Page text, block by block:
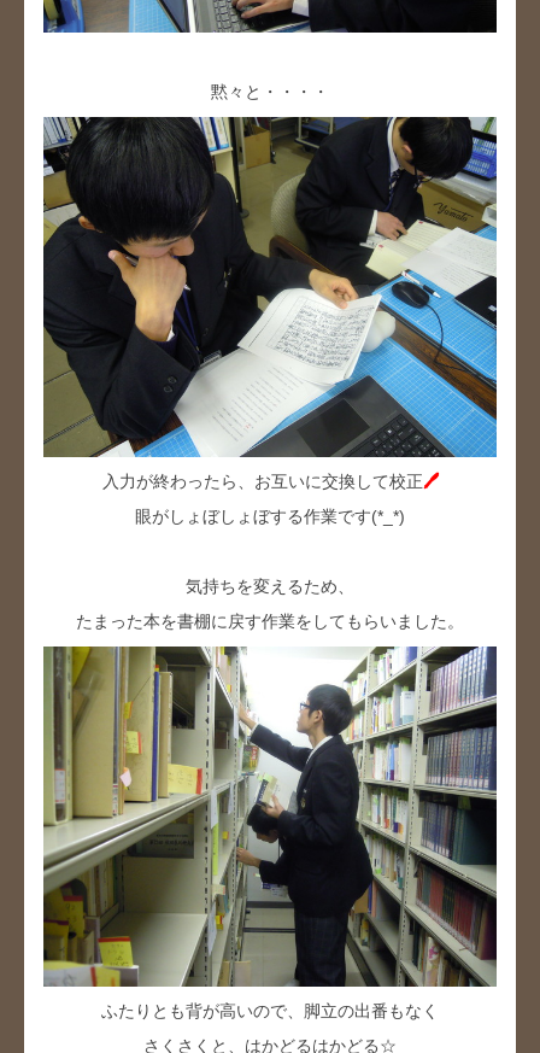
黙々と・・・・
入力が終わったら、お互いに交換して校正🖊
眼がしょぼしょぼする作業です(*_*)
気持ちを変えるため、
たまった本を書棚に戻す作業をしてもらいました。
ふたりとも背が高いので、脚立の出番もなく
さくさくと、はかどるはかどる☆